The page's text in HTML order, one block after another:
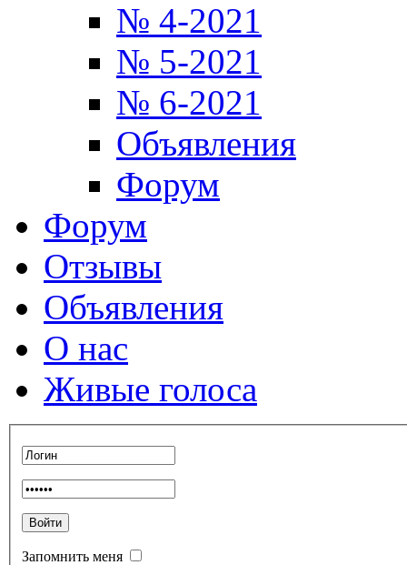
№ 4-2021
№ 5-2021
№ 6-2021
Объявления
Форум
Форум
Отзывы
Объявления
О нас
Живые голоса
Запомнить меня